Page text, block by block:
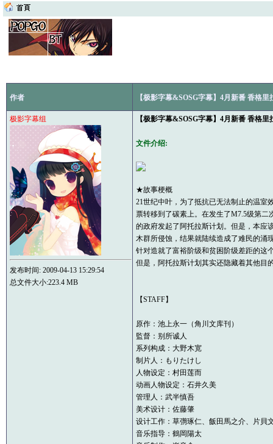
作者 【极影字幕&SOSG字幕】4月新番 香格
极影字幕组
发布时间: 2009-04-13 15:29:54
总文件大小:223.4 MB
【极影字幕&SOSG字幕】4月新番 香格
文件介绍:
★故事梗概
21世纪中叶，为了抵抗已无法制止的温室
票转移到了碳素上。在发生了M7.5级第
的政府发起了阿托拉斯计划。但是，本应
木群所侵蚀，结果就陆续造成了难民的涌
针对造就了富裕阶级和贫困阶级差距的这
但是，阿托拉斯计划其实还隐藏着其他目
【STAFF】
原作：池上永一（角川文库刊）
監督：别所诚人
系列构成：大野木宽
制片人：もりたけし
人物设定：村田莲而
动画人物设定：石井久美
管理人：武半慎吾
美术设计：佐藤肇
设计工作：草彅琢仁、飯田馬之介、片貝
音乐指导：鶴岡陽太